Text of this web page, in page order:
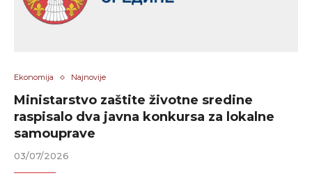
Ekonomija Najnovije
Ministarstvo zaštite životne sredine
raspisalo dva javna konkursa za lokalne
samouprave
03/07/2026